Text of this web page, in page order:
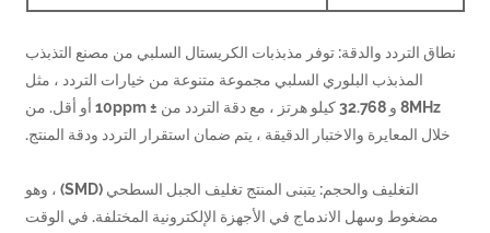
التردد والدقة: توفر مذبذبات الكريستال السلبي من مصنع التذبذب
المذبذب البلوري السلبي مجموعة متنوعة من خيارات التردد ، مثل
8MHz و 32.768 كيلو هرتز ، مع دقة التردد من ± 10ppm أو أقل. من
المعايرة والاختبار الدقيقة ، يتم ضمان استقرار التردد ودقة المنتج.
التغليف والحجم: يتبنى المنتج تغليف الجبل السطحي (SMD) ، وهو
وسهل الاندماج في الأجهزة الإلكترونية المختلفة. في الوقت